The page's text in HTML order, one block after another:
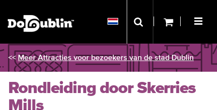
<< Meer Attracties voor bezoekers van de stad Dublin
Rondleiding door Skerries
Mills